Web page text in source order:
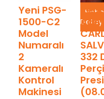
Detay
Yeni PSG-
1500-C2
Model
Numaralı
2
Kameralı
Kontrol
Makinesi
Adet
332
Presi